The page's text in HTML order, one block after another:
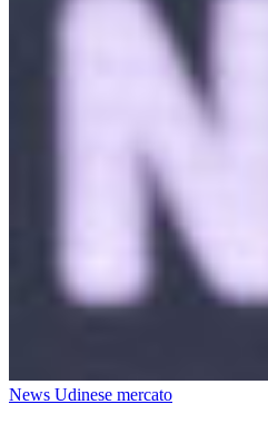
News Udinese mercato